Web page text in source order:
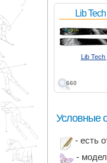
660
Lib
Lib
Условные
- есть
-